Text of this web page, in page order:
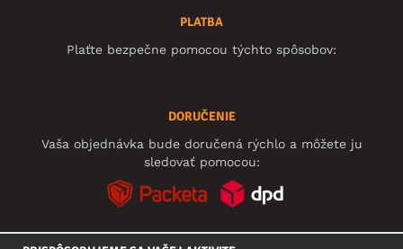
PLATBA
Plaťte bezpečne pomocou týchto spôsobov:
DORUČENIE
Vaša objednávka bude doručená rýchlo a môžete ju
sledovať pomocou: